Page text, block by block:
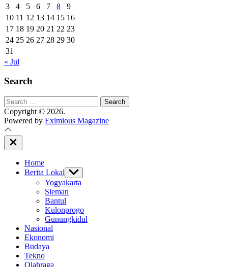
3
4 5 6 7 8
9
10 11 12 13 14 15 16
17 18 19 20 21 22 23
24 25 26 27 28 29 30
31
« Jul
Search
Search
for:
Copyright © 2026.
Powered by Eximious Magazine
Close
Off
Home
Berita Lokal Show
sub
menu
Yogyakarta
Sleman
Bantul
Kulonprogo
Gunungkidul
Nasional
Ekonomi
Budaya
Tekno
Olahraga